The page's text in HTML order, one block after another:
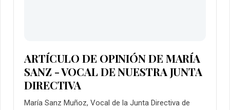
ARTÍCULO DE OPINIÓN DE MARÍA
SANZ - VOCAL DE NUESTRA JUNTA
DIRECTIVA
María Sanz Muñoz, Vocal de la Junta Directiva de